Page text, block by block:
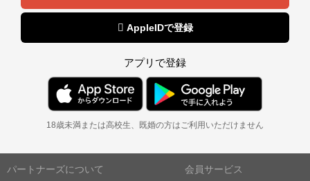
 AppleIDで登録
アプリで登録
18歳未満または高校生、既婚の方はご利用いただけません
パートナーズについて
会員サービス